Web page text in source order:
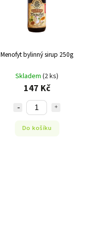
Menofyt bylinný sirup 250g
Skladem (2 ks)
147 Kč
Do košíku